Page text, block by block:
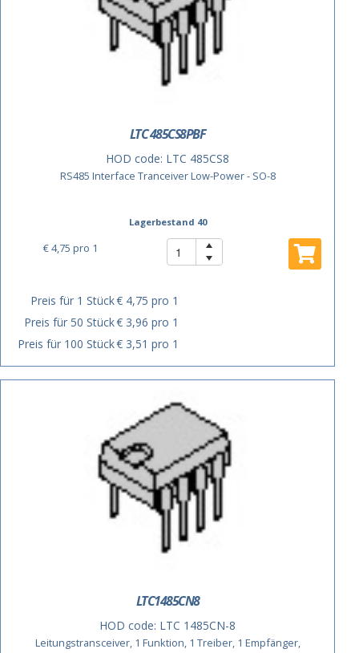
LTC 485CS8PBF
HOD code: LTC 485CS8
RS485 Interface Tranceiver Low-Power - SO-8
Lagerbestand 40
€ 4,75 pro 1
Preis für 1 Stück€ 4,75 pro 1
Preis für 50 Stück€ 3,96 pro 1
Preis für 100 Stück€ 3,51 pro 1
LTC1485CN8
HOD code: LTC 1485CN-8
Leitungstransceiver, 1 Funktion, 1 Treiber, 1 Empfänger,